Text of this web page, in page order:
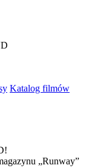
Katalog filmów
„Runway”